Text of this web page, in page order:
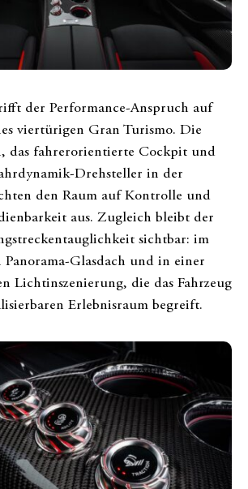
der Performance-Anspruch auf
viertürigen Gran Turismo. Die
das fahrerorientierte Cockpit und
Drehsteller in der
den Raum auf Kontrolle und
aus. Zugleich bleibt der
sichtbar: im
Glasdach und in einer
Lichtinszenierung, die das Fahrzeug
Erlebnisraum begreift.